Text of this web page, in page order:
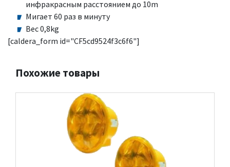
инфракрасным расстоянием до 10m
Мигает 60 раз в минуту
Вес 0,8kg
[caldera_form id="CF5cd9524f3c6f6"]
Похожие товары